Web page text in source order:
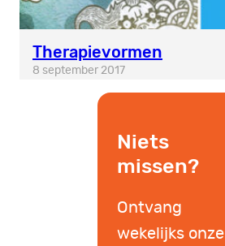
Therapievormen
8 september 2017
Niets
missen?
Ontvang
wekelijks onze